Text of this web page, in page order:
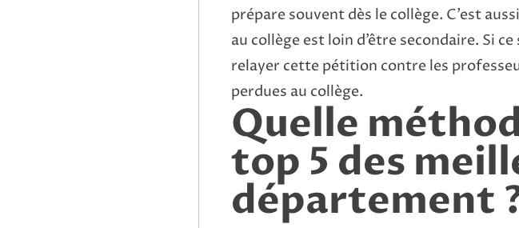
prépare souvent dès le collège. C’est
au collège est loin d’être secondaire. Si
relayer cette pétition contre les
perdues au collège.
Quelle
top 5 des
département